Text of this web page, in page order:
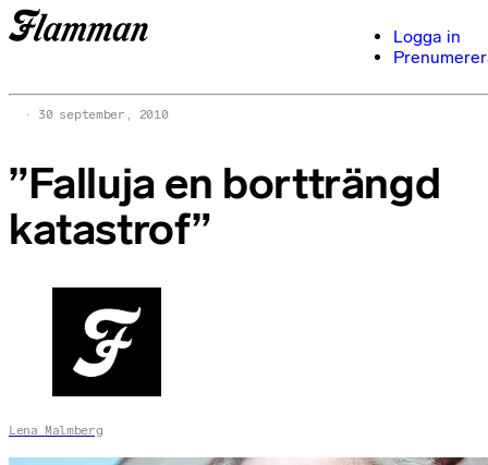
Logga in
30 september, 2010
”Falluja en bortträngd
katastrof”
Lena Malmberg